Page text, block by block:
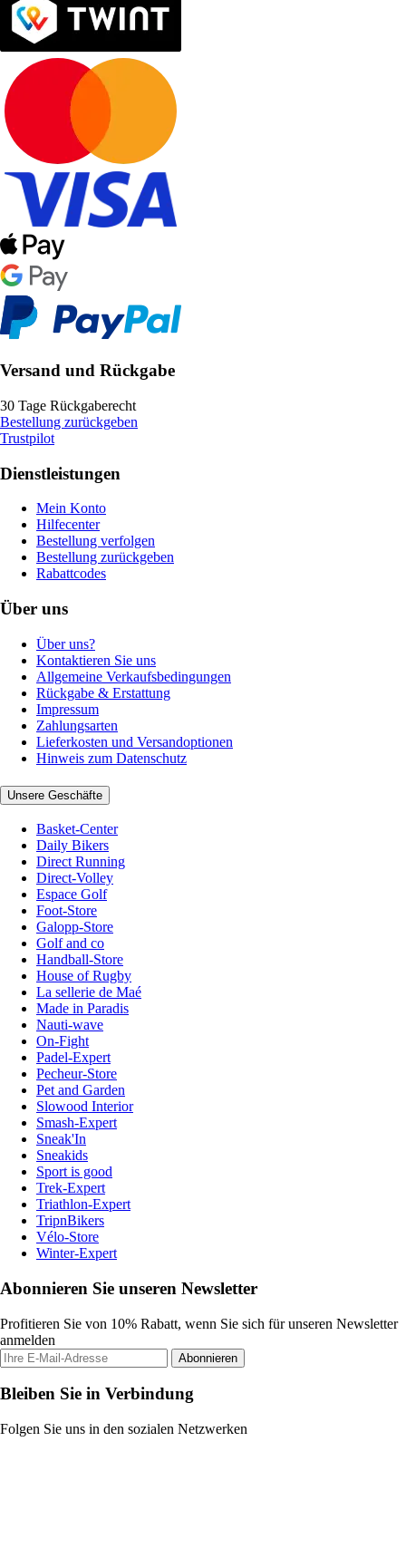
Versand und Rückgabe
30 Tage Rückgaberecht
Bestellung zurückgeben
Trustpilot
Dienstleistungen
Mein Konto
Hilfecenter
Bestellung verfolgen
Bestellung zurückgeben
Rabattcodes
Über uns
Über uns?
Kontaktieren Sie uns
Allgemeine Verkaufsbedingungen
Rückgabe & Erstattung
Impressum
Zahlungsarten
Lieferkosten und Versandoptionen
Hinweis zum Datenschutz
Unsere Geschäfte
Basket-Center
Daily Bikers
Direct Running
Direct-Volley
Espace Golf
Foot-Store
Galopp-Store
Golf and co
Handball-Store
House of Rugby
La sellerie de Maé
Made in Paradis
Nauti-wave
On-Fight
Padel-Expert
Pecheur-Store
Pet and Garden
Slowood Interior
Smash-Expert
Sneak'In
Sneakids
Sport is good
Trek-Expert
Triathlon-Expert
TripnBikers
Vélo-Store
Winter-Expert
Abonnieren Sie unseren Newsletter
Profitieren Sie von 10% Rabatt, wenn Sie sich für unseren Newsletter
anmelden
Abonnieren
Bleiben Sie in Verbindung
Folgen Sie uns in den sozialen Netzwerken